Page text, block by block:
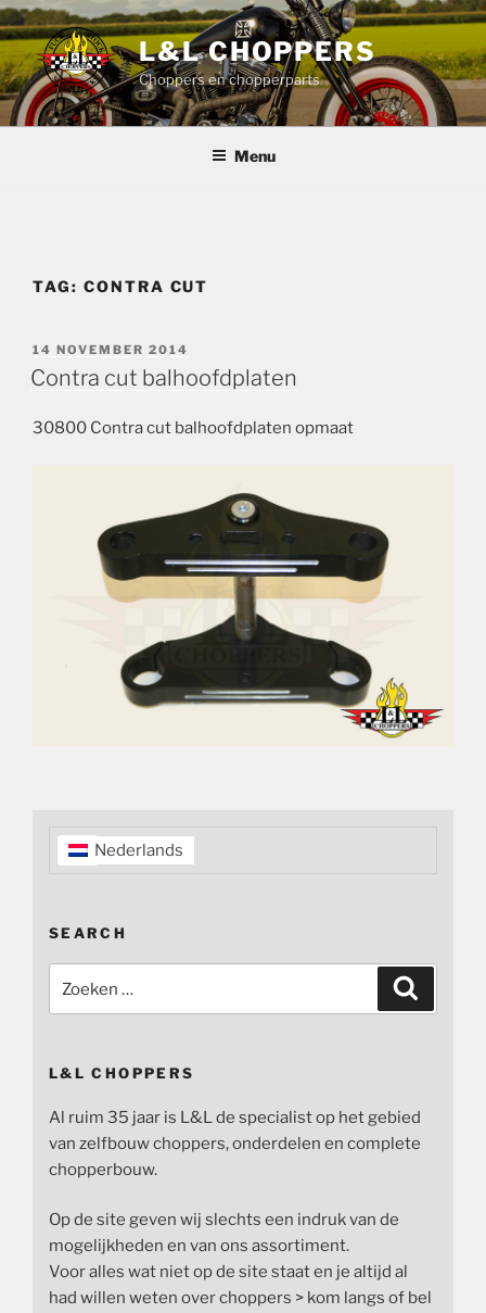
Ga
naar
de
inhoud
L&L CHOPPERS
Choppers en chopperparts
Menu
TAG: CONTRA CUT
GEPLAATST
OP
14 NOVEMBER 2014
Contra cut balhoofdplaten
30800 Contra cut balhoofdplaten opmaat
Nederlands
SEARCH
naar:
L&L CHOPPERS
Al ruim 35 jaar is L&L de specialist op het gebied
van zelfbouw choppers, onderdelen en complete
chopperbouw.
Op de site geven wij slechts een indruk van de
mogelijkheden en van ons assortiment.
Voor alles wat niet op de site staat en je altijd al
had willen weten over choppers > kom langs of bel